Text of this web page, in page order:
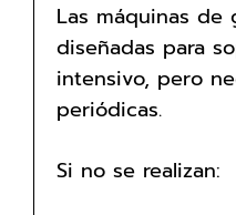
Las máquinas de
diseñadas para
intensivo, pero
periódicas.
Si no se realizan: